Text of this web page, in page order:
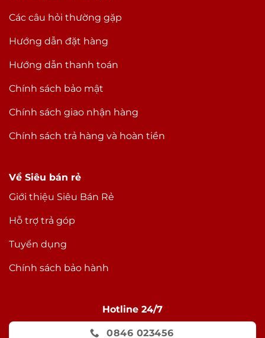
Các câu hỏi thường gặp
Hướng dẫn đặt hàng
Hướng dẫn thanh toán
Chính sách bảo mật
Chính sách giao nhận hàng
Chính sách trả hàng và hoàn tiền
Về Siêu bán rẻ
Giới thiệu Siêu Bán Rẻ
Hỗ trợ trả góp
Tuyển dụng
Chính sách bảo hành
Hotline 24/7
0846 023456